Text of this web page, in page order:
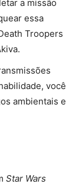
a missão
essa
Troopers
você
ambientais e
Star Wars